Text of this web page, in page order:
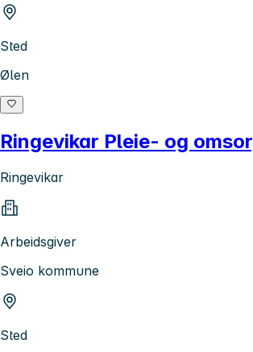
Sted
Ølen
Ringevikar Pleie- og
Ringevikar
Arbeidsgiver
Sveio kommune
Sted